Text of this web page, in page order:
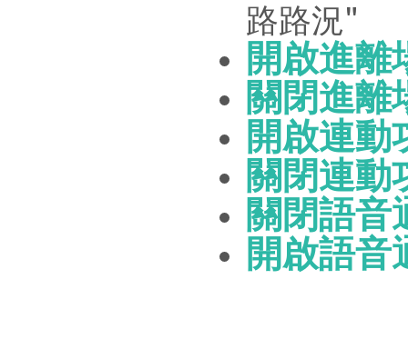
路路況"
開啟進
關閉進離
開啟連動
關閉連動
關閉語
開啟語